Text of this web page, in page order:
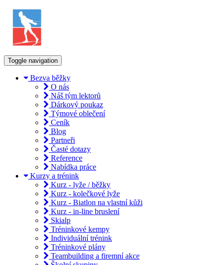
Toggle navigation
Bezva běžky
O nás
Náš tým lektorů
Dárkový poukaz
Týmové oblečení
Ceník
Blog
Partneři
Časté dotazy
Reference
Nabídka práce
Kurzy a trénink
Kurz - lyže / běžky
Kurz - kolečkové lyže
Kurz - Biatlon na vlastní kůži
Kurz - in-line bruslení
Skialp
Tréninkové kempy
Individuální trénink
Tréninkové plány
Teambuilding a firemní akce